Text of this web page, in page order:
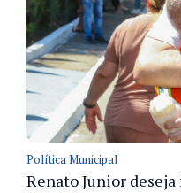
Política Municipal